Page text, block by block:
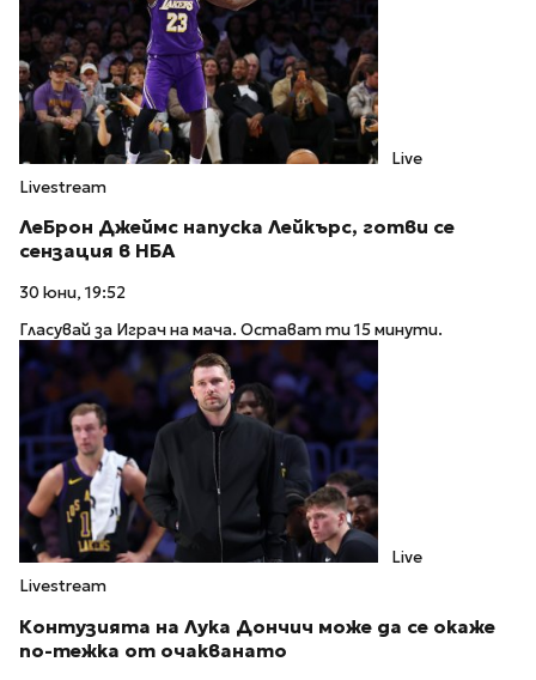
Live
Livestream
ЛеБрон Джеймс напуска Лейкърс, готви се
сензация в НБА
30 юни, 19:52
Гласувай за Играч на мача. Остават ти 15 минути.
Live
Livestream
Контузията на Лука Дончич може да се окаже
по-тежка от очакванато